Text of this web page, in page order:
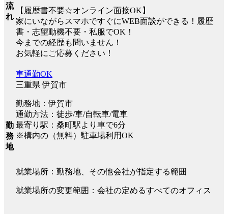
流
れ
【履歴書不要☆オンライン面接OK】
家にいながらスマホですぐにWEB面談ができる！履歴
書・志望動機不要・私服でOK！
今までの経歴も問いません！
お気軽にご応募ください！
勤
務
地
車通勤OK
三重県 伊賀市
勤務地：伊賀市
通勤方法：徒歩/車/自転車/電車
最寄り駅：桑町駅より車で6分
※構内の（無料）駐車場利用OK
就業場所：勤務地、その他会社が指定する範囲
就業場所の変更範囲：会社の定めるすべてのオフィス